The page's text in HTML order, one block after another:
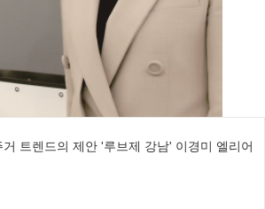
트렌드의 제안 '루브제 강남' 이경미 엘리어